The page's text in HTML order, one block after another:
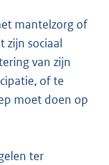
mantelzorg of
zijn sociaal
van zijn
of te
moet doen op
ter